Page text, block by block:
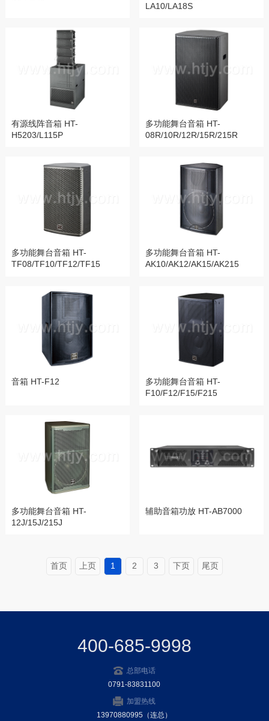
LA10/LA18S
有源线阵音箱 HT-
H5203/L115P
多功能舞台音箱 HT-
08R/10R/12R/15R/215R
多功能舞台音箱 HT-
TF08/TF10/TF12/TF15
多功能舞台音箱 HT-
AK10/AK12/AK15/AK215
音箱 HT-F12
多功能舞台音箱 HT-
F10/F12/F15/F215
多功能舞台音箱 HT-
12J/15J/215J
辅助音箱功放 HT-AB7000
首页 上页 1 2 3 下页 尾页
400-685-9998
总部电话
0791-83831100
加盟热线
13970880995（连总）